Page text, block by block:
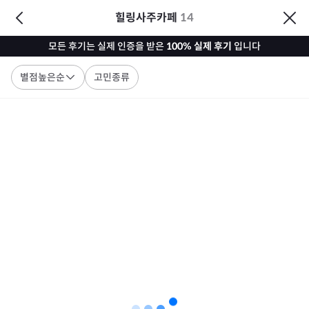
힐링사주카페 14
모든 후기는 실제 인증을 받은 100% 실제 후기 입니다
별점높은순 고민종류